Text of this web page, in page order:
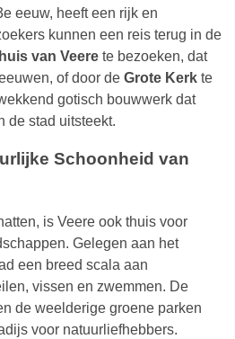
eeuw, heeft een rijk en
kunnen een reis terug in de
van Veere te bezoeken, dat
of door de Grote Kerk te
gotisch bouwwerk dat
de stad uitsteekt.
Schoonheid van
is Veere ook thuis voor
Gelegen aan het
een breed scala aan
vissen en zwemmen. De
de weelderige groene parken
voor natuurliefhebbers.